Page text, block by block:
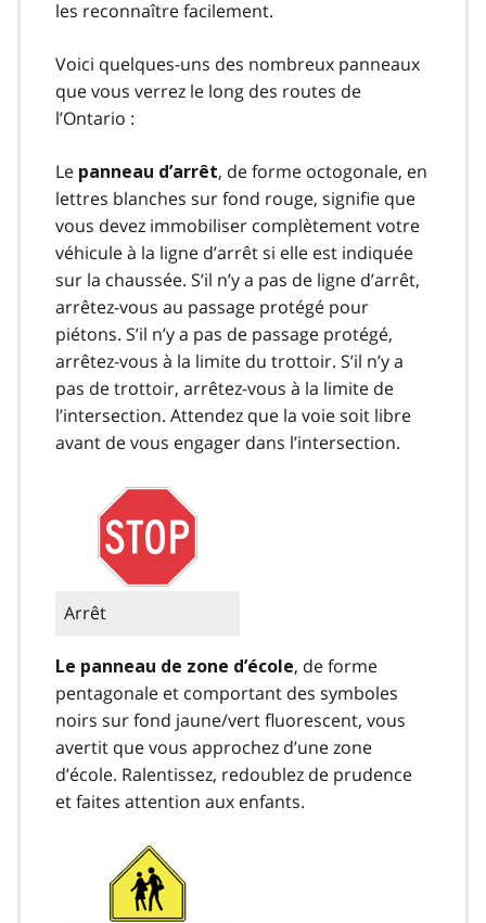
les reconnaître facilement.
Voici quelques-uns des nombreux panneaux
que vous verrez le long des routes de
l’Ontario :
Le panneau d’arrêt, de forme octogonale, en
lettres blanches sur fond rouge, signifie que
vous devez immobiliser complètement votre
véhicule à la ligne d’arrêt si elle est indiquée
sur la chaussée. S’il n’y a pas de ligne d’arrêt,
arrêtez-vous au passage protégé pour
piétons. S’il n’y a pas de passage protégé,
arrêtez-vous à la limite du trottoir. S’il n’y a
pas de trottoir, arrêtez-vous à la limite de
l’intersection. Attendez que la voie soit libre
avant de vous engager dans l’intersection.
Arrêt
Le panneau de zone d’école, de forme
pentagonale et comportant des symboles
noirs sur fond jaune/vert fluorescent, vous
avertit que vous approchez d’une zone
d’école. Ralentissez, redoublez de prudence
et faites attention aux enfants.